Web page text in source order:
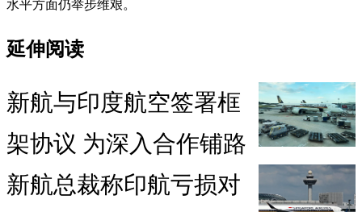
水平方面仍举步维艰。
延伸阅读
新航与印度航空签署框
架协议 为深入合作铺路
新航总裁称印航亏损对